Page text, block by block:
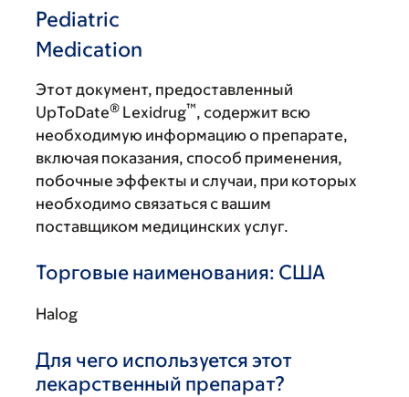
Pediatric
Medication
Этот документ, предоставленный
UpToDate® Lexidrug™, содержит всю
необходимую информацию о препарате,
включая показания, способ применения,
побочные эффекты и случаи, при которых
необходимо связаться с вашим
поставщиком медицинских услуг.
Торговые наименования: США
Halog
Для чего используется этот
лекарственный препарат?